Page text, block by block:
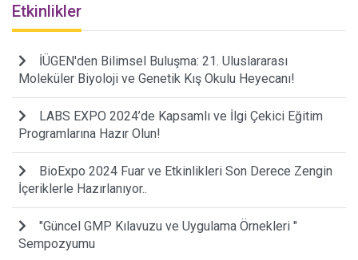
Etkinlikler
İÜGEN'den Bilimsel Buluşma: 21. Uluslararası
Moleküler Biyoloji ve Genetik Kış Okulu Heyecanı!
LABS EXPO 2024’de Kapsamlı ve İlgi Çekici Eğitim
Programlarına Hazır Olun!
BioExpo 2024 Fuar ve Etkinlikleri Son Derece Zengin
İçeriklerle Hazırlanıyor..
"Güncel GMP Kılavuzu ve Uygulama Örnekleri "
Sempozyumu